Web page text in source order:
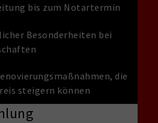
bis zum Notartermin
Besonderheiten bei
die
steigern können